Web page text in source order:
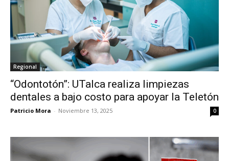
Regional
“Odontotón”: UTalca realiza limpiezas
dentales a bajo costo para apoyar la Teletón
Patricio Mora - Noviembre 13, 2025 0